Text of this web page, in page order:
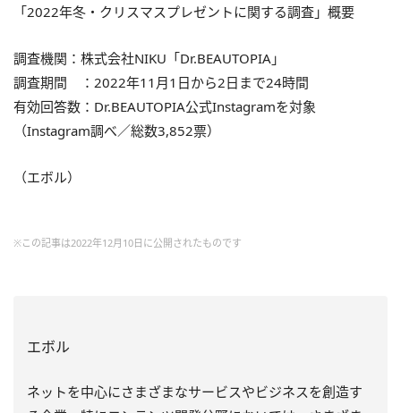
「2022年冬・クリスマスプレゼントに関する調査」概要
調査機関： 株式会社NIKU「Dr.BEAUTOPIA」
調査期間 ：2022年11月1日から2日まで24時間
有効回答数：Dr.BEAUTOPIA公式Instagramを対象
（Instagram調べ／総数3,852票）
（エボル）
※この記事は2022年12月10日に公開されたものです
エボル
ネットを中心にさまざまなサービスやビジネスを創造す